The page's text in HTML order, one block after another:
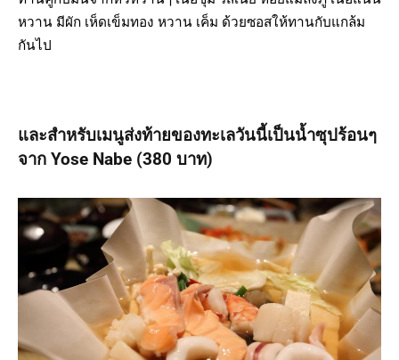
หวาน มีผัก เห็ดเข็มทอง หวาน เค็ม ด้วยซอสให้ทานกับแกล้ม
กันไป
และสำหรับเมนูส่งท้ายของทะเลวันนี้เป็นน้ำซุปร้อนๆ
จาก Yose Nabe (380 บาท)